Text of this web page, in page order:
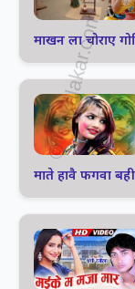
माखन ला चोराए
माते हावै फगवा बही